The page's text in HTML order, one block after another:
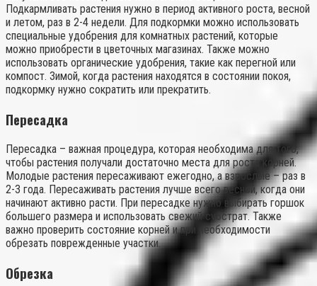
Подкармливать растения нужно в период активного роста, весной
и летом, раз в 2-4 недели. Для подкормки можно использовать
специальные удобрения для комнатных растений, которые
можно приобрести в цветочных магазинах. Также можно
использовать органические удобрения, такие как перегной или
компост. Зимой, когда растения находятся в состоянии покоя,
подкормку нужно сократить или прекратить.
Пересадка
Пересадка – важная процедура, которая необходима для того,
чтобы растения получали достаточно места для роста корней.
Молодые растения пересаживают ежегодно, а взрослые – раз в
2-3 года. Пересаживать растения лучше всего весной, когда они
начинают активно расти. При пересадке нужно выбирать горшок
большего размера и использовать свежий субстрат. Также
важно проверить состояние корней и при необходимости
обрезать поврежденные участки.
Обрезка